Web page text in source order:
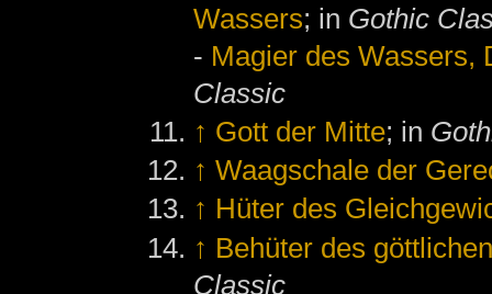
Wassers; in Gothic
- Magier des Wassers,
Classic
↑ Gott der Mitte; in
↑ Waagschale der
↑ Hüter des
↑ Behüter des
Classic